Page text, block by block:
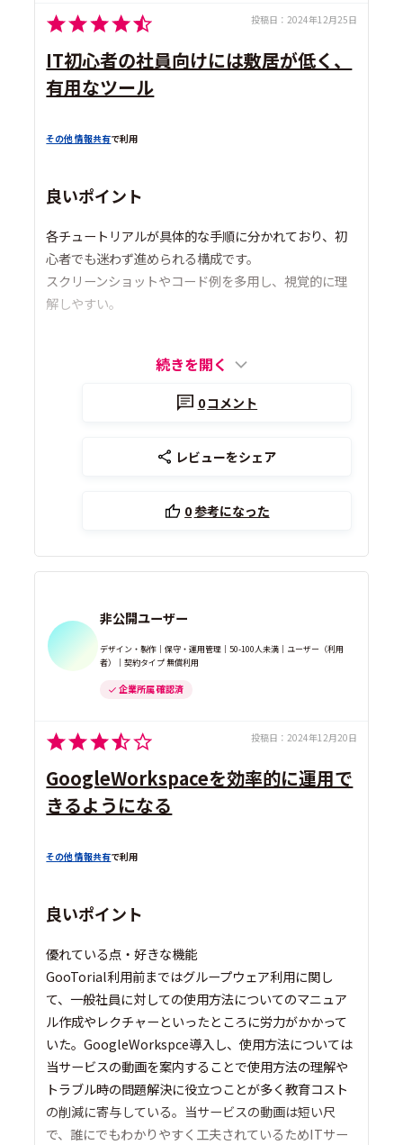
投稿日： 2024年12月25日
IT初心者の社員向けには敷居が低く、
有用なツール
その他 情報共有で利用
良いポイント
各チュートリアルが具体的な手順に分かれており、初
心者でも迷わず進められる構成です。
スクリーンショットやコード例を多用し、視覚的に理
解しやすい。
続きを開く
0コメント
レビューをシェア
0参考になった
非公開ユーザー
デザイン・製作｜保守・運用管理｜50-100人未満｜ユーザー（利用
者）｜契約タイプ 無償利用
企業所属 確認済
投稿日： 2024年12月20日
GoogleWorkspaceを効率的に運用で
きるようになる
その他 情報共有で利用
良いポイント
優れている点・好きな機能
GooTorial利用前まではグループウェア利用に関し
て、一般社員に対しての使用方法についてのマニュア
ル作成やレクチャーといったところに労力がかかって
いた。GoogleWorkspce導入し、使用方法については
当サービスの動画を案内することで使用方法の理解や
トラブル時の問題解決に役立つことが多く教育コスト
の削減に寄与している。当サービスの動画は短い尺
で、誰にでもわかりやすく工夫されているためITサー